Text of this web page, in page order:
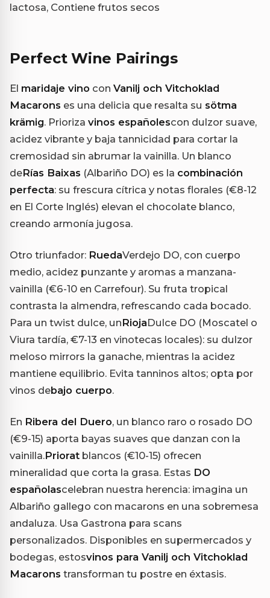
lactosa, Contiene frutos secos
Perfect Wine Pairings
El maridaje vino con Vanilj och Vitchoklad
Macarons es una delicia que resalta su sötma
krämig. Prioriza vinos españolescon dulzor suave,
acidez vibrante y baja tannicidad para cortar la
cremosidad sin abrumar la vainilla. Un blanco
deRías Baixas (Albariño DO) es la combinación
perfecta: su frescura cítrica y notas florales (€8-12
en El Corte Inglés) elevan el chocolate blanco,
creando armonía jugosa.
Otro triunfador: RuedaVerdejo DO, con cuerpo
medio, acidez punzante y aromas a manzana-
vainilla (€6-10 en Carrefour). Su fruta tropical
contrasta la almendra, refrescando cada bocado.
Para un twist dulce, unRiojaDulce DO (Moscatel o
Viura tardía, €7-13 en vinotecas locales): su dulzor
meloso mirrors la ganache, mientras la acidez
mantiene equilibrio. Evita tanninos altos; opta por
vinos debajo cuerpo.
En Ribera del Duero, un blanco raro o rosado DO
(€9-15) aporta bayas suaves que danzan con la
vainilla.Priorat blancos (€10-15) ofrecen
mineralidad que corta la grasa. Estas DO
españolascelebran nuestra herencia: imagina un
Albariño gallego con macarons en una sobremesa
andaluza. Usa Gastrona para scans
personalizados. Disponibles en supermercados y
bodegas, estosvinos para Vanilj och Vitchoklad
Macarons transforman tu postre en éxtasis.